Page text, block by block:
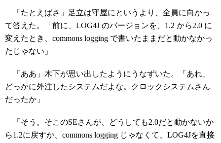
「たとえばさ」足立は守屋にというより、全員に向かっ
て答えた。「前に、LOG4J のバージョンを、1.2 から2.0 に
変えたとき、commons logging で書いたままだと動かなかっ
たじゃない」
「ああ」木下が思い出したようにうなずいた。「あれ、
どっかに外注したシステムだよな。クロックシステムさん
だったか」
「そう。そこのSEさんが、どうしても2.0だと動かないか
ら1.2に戻すか、commons logging じゃなくて、LOG4Jを直接